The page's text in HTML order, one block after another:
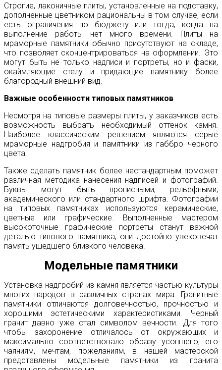
Строгие, лаконичные плиты, установленные на подставку,
дополненные цветником рациональны в том случае, если
есть ограничения по бюджету или тогда, когда на
выполнение работы нет много времени. Плиты на
мраморные памятники обычно присутствуют на складе,
что позволяет сконцентрироваться на оформлении. Это
могут быть не только надписи и портреты, но и фаски,
окаймляющие стелу и придающие памятнику более
благородный внешний вид.
Важные особенности типовых памятников
Несмотря на типовые размеры плиты, у заказчиков есть
возможность выбрать необходимый оттенок камня.
Наиболее классическим решением являются серые
мраморные надгробия и памятники из габбро черного
цвета.
Также сделать памятник более нестандартным поможет
различная методика нанесения надписей и фотографий.
Буквы могут быть прописными, рельефными,
академического или стандартного шрифта. Фотографии
на типовых памятниках используются керамические,
цветные или графические. Выполненные мастером
высокоточные графические портреты станут важной
деталью типового памятника, они достойно увековечат
память ушедшего близкого человека.
Модельные памятники
Установка надгробий из камня является частью культуры
многих народов в различных странах мира. Гранитные
памятники отличаются долговечностью, прочностью и
хорошими эстетическими характеристиками. Черный
гранит давно уже стал символом вечности. Для того
чтобы захоронение отличалось от окружающих и
максимально соответствовало образу усопшего, его
чаяниям, мечтам, пожеланиям, в нашей мастерской
представлены модельные памятники из гранита